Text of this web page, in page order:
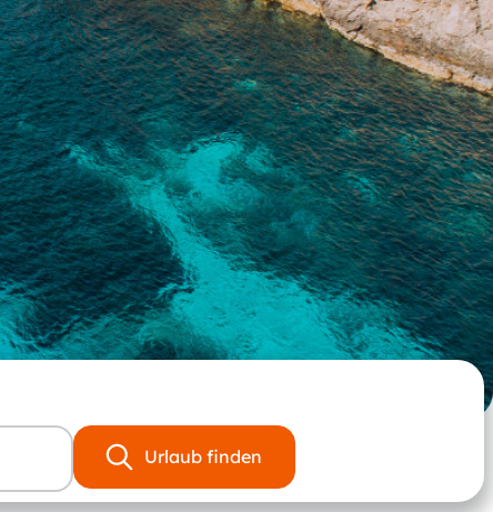
Urlaub finden